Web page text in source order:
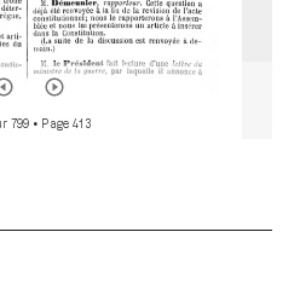
799 • Page 413